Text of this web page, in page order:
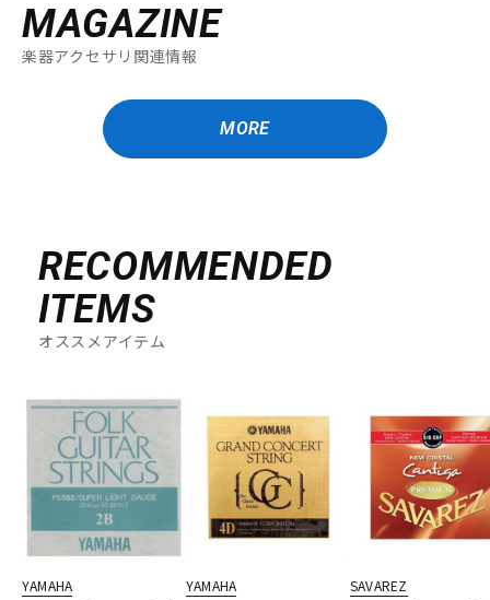
MAGAZINE
楽器アクセサリ関連情報
MORE
RECOMMENDED
ITEMS
オススメアイテム
YAMAHA YAMAHA SAVAREZ